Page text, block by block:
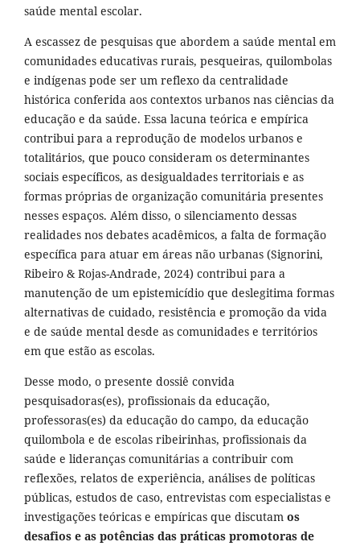
saúde mental escolar.
A escassez de pesquisas que abordem a saúde mental em
comunidades educativas rurais, pesqueiras, quilombolas
e indígenas pode ser um reflexo da centralidade
histórica conferida aos contextos urbanos nas ciências da
educação e da saúde. Essa lacuna teórica e empírica
contribui para a reprodução de modelos urbanos e
totalitários, que pouco consideram os determinantes
sociais específicos, as desigualdades territoriais e as
formas próprias de organização comunitária presentes
nesses espaços. Além disso, o silenciamento dessas
realidades nos debates acadêmicos, a falta de formação
específica para atuar em áreas não urbanas (Signorini,
Ribeiro & Rojas-Andrade, 2024) contribui para a
manutenção de um epistemicídio que deslegitima formas
alternativas de cuidado, resistência e promoção da vida
e de saúde mental desde as comunidades e territórios
em que estão as escolas.
Desse modo, o presente dossiê convida
pesquisadoras(es), profissionais da educação,
professoras(es) da educação do campo, da educação
quilombola e de escolas ribeirinhas, profissionais da
saúde e lideranças comunitárias a contribuir com
reflexões, relatos de experiência, análises de políticas
públicas, estudos de caso, entrevistas com especialistas e
investigações teóricas e empíricas que discutam os
desafios e as potências das práticas promotoras de